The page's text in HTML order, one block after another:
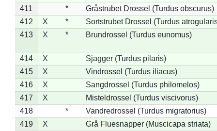
411
*
Gråstrubet Drossel (Turdus obscurus)
412
X *
Sortstrubet Drossel (Turdus
413
X * Brundrossel (Turdus eunomus)
414 X
Sjagger (Turdus pilaris)
415
X
Vindrossel (Turdus iliacus)
416
X
Sangdrossel (Turdus philomelos)
417
X
Misteldrossel (Turdus viscivorus)
418
*
Vandredrossel (Turdus migratorius)
419
X
Grå Fluesnapper (Muscicapa striata)